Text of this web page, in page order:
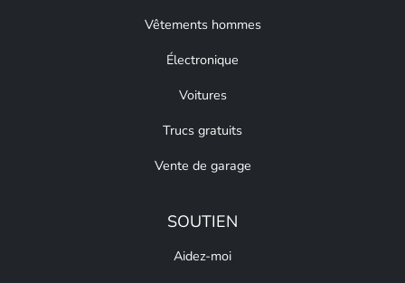
Vêtements hommes
Électronique
Voitures
Trucs gratuits
Vente de garage
SOUTIEN
Aidez-moi